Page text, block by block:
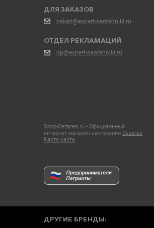
ДЛЯ ЗАКАЗОВ
zakaz@expert-santehniki.ru
ОТДЕЛ РЕКЛАМАЦИЙ
op@expert-santehniki.ru
Shop-Cezares.ru - Официальный
интернет-магазин сантехники Cezares
Карта сайта
ДРУГИЕ БРЕНДЫ: